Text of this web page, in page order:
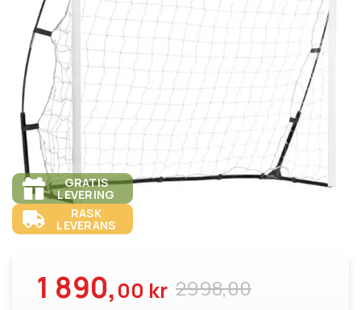
GRATIS
LEVERING
RASK
LEVERANS
2998,00
1 890,00 kr